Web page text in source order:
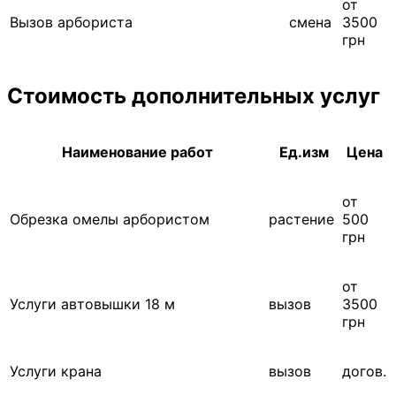
Вызов арбориста смена
от
3500
грн
Стоимость дополнительных услуг
Наименование работ Ед.изм Цена
Обрезка омелы арбористом растение
от
500
грн
Услуги автовышки 18 м вызов
от
3500
грн
Услуги крана вызов догов.